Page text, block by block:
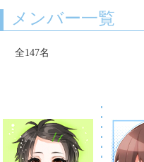
メンバー一覧
全147名